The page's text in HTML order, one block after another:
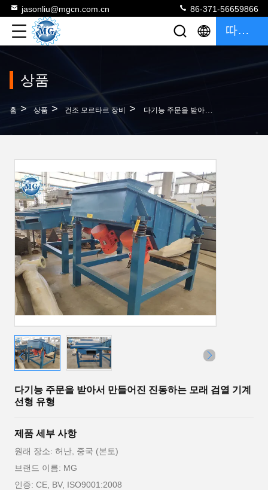
jasonliu@mgcn.com.cn 86-371-56659866
따옴표
상품
홈 > 상품 > 건조 모르타르 장비 > 다기능 주문을 받아서 만들어진 진동하는 모래 검열 기계 선형 유형
다기능 주문을 받아서 만들어진 진동하는 모래 검열 기계
선형 유형
제품 세부 사항
원래 장소: 허난, 중국 (본토)
브랜드 이름: MG
인증: CE, BV, ISO9001:2008